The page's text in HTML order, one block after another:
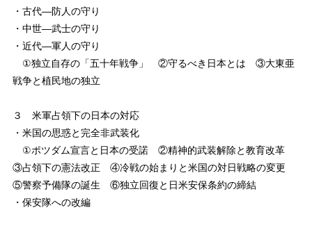
・古代―防人の守り
・中世―武士の守り
・近代―軍人の守り
①独立自存の「五十年戦争」 ②守るべき日本とは ③大東亜
戦争と植民地の独立
３ 米軍占領下の日本の対応
・米国の思惑と完全非武装化
①ポツダム宣言と日本の受諾 ②精神的武装解除と教育改革
③占領下の憲法改正 ④冷戦の始まりと米国の対日戦略の変更
⑤警察予備隊の誕生 ⑥独立回復と日米安保条約の締結
・保安隊への改編